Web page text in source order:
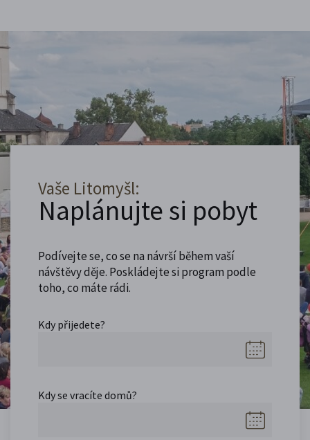
Vaše Litomyšl:
Naplánujte si pobyt
Podívejte se, co se na návrší během vaší
návštěvy děje. Poskládejte si program podle
toho, co máte rádi.
Kdy přijedete?
Kdy se vracíte domů?